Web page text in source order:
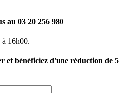
au 03 20 256 980
16h00.
et bénéficiez d'une réduction de 5